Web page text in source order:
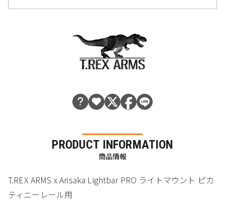
PRODUCT INFORMATION
商品情報
T.REX ARMS x Arisaka Lightbar PRO ライトマウント ピカ
ティニーレール用